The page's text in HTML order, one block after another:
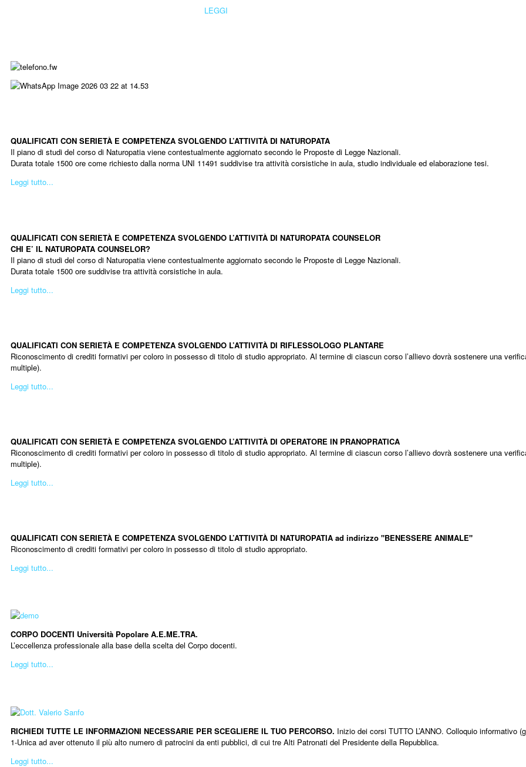
LEGGI
QUALIFICATI CON SERIETÀ E COMPETENZA SVOLGENDO L’ATTIVITÀ DI NATUROPATA
Il piano di studi del corso di Naturopatia viene contestualmente aggiornato secondo le Proposte di Legge Nazionali.
Durata totale 1500 ore come richiesto dalla norma UNI 11491 suddivise tra attività corsistiche in aula, studio individuale ed elaborazione tesi.
Leggi tutto...
QUALIFICATI CON SERIETÀ E COMPETENZA SVOLGENDO L’ATTIVITÀ DI NATUROPATA COUNSELOR
CHI E’ IL NATUROPATA COUNSELOR?
Il piano di studi del corso di Naturopatia viene contestualmente aggiornato secondo le Proposte di Legge Nazionali.
Durata totale 1500 ore suddivise tra attività corsistiche in aula.
Leggi tutto...
QUALIFICATI CON SERIETÀ E COMPETENZA SVOLGENDO L’ATTIVITÀ DI RIFLESSOLOGO PLANTARE
Riconoscimento di crediti formativi per coloro in possesso di titolo di studio appropriato. Al termine di ciascun corso l’allievo dovrà sostenere una
multiple).
Leggi tutto...
QUALIFICATI CON SERIETÀ E COMPETENZA SVOLGENDO L’ATTIVITÀ DI OPERATORE IN PRANOPRATICA
Riconoscimento di crediti formativi per coloro in possesso di titolo di studio appropriato. Al termine di ciascun corso l’allievo dovrà sostenere una
multiple).
Leggi tutto...
QUALIFICATI CON SERIETÀ E COMPETENZA SVOLGENDO L’ATTIVITÀ DI NATUROPATIA ad indirizzo "BENESSERE ANIMALE"
Riconoscimento di crediti formativi per coloro in possesso di titolo di studio appropriato.
Leggi tutto...
CORPO DOCENTI Università Popolare A.E.ME.TRA.
L’eccellenza professionale alla base della scelta del Corpo docenti.
Leggi tutto...
RICHIEDI TUTTE LE INFORMAZIONI NECESSARIE PER SCEGLIERE IL TUO PERCORSO. Inizio dei corsi TUTTO L’ANNO. Colloquio informativo
1-Unica ad aver ottenuto il più alto numero di patrocini da enti pubblici, di cui tre Alti Patronati del Presidente della Repubblica.
Leggi tutto...